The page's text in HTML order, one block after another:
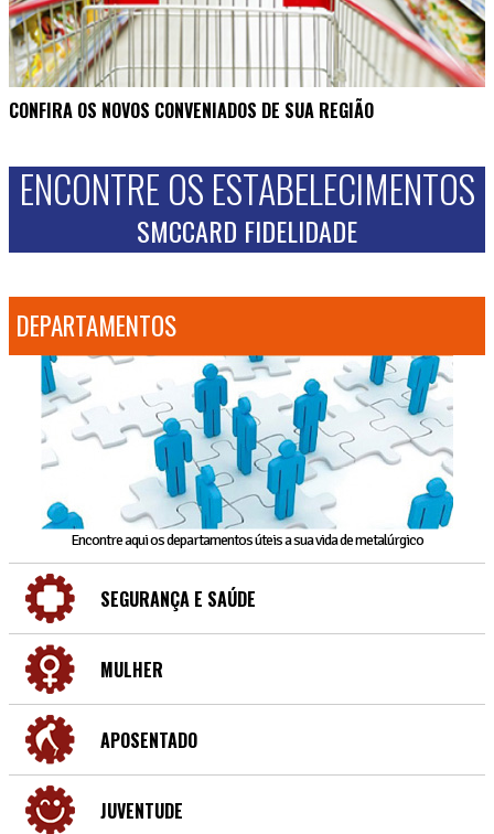
CONFIRA OS NOVOS CONVENIADOS DE SUA REGIÃO
ENCONTRE OS ESTABELECIMENTOS
SMCCARD FIDELIDADE
DEPARTAMENTOS
Encontre aqui os departamentos úteis a sua vida de metalúrgico
SEGURANÇA E SAÚDE
MULHER
APOSENTADO
JUVENTUDE